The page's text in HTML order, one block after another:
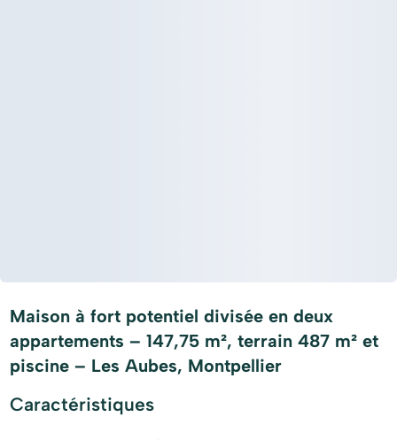
Maison à fort potentiel divisée en deux
appartements – 147,75 m², terrain 487 m² et
piscine – Les Aubes, Montpellier
Caractéristiques